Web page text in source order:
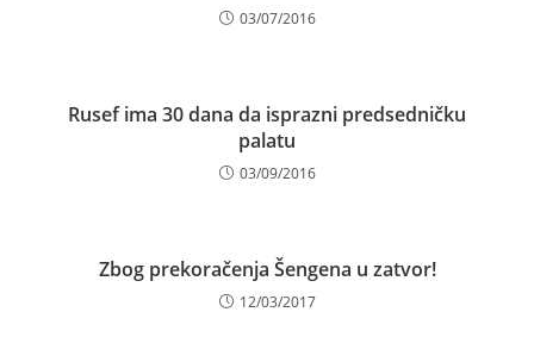
03/07/2016
Rusef ima 30 dana da isprazni predsedničku
palatu
03/09/2016
Zbog prekoračenja Šengena u zatvor!
12/03/2017